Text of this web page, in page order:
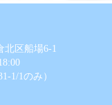
北区船場6-1
1/1のみ）